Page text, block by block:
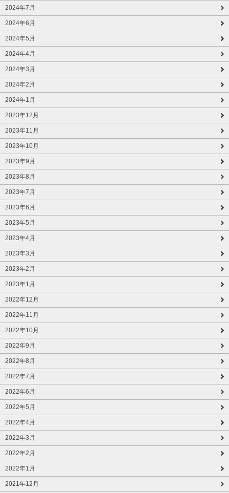
2024年7月
2024年6月
2024年5月
2024年4月
2024年3月
2024年2月
2024年1月
2023年12月
2023年11月
2023年10月
2023年9月
2023年8月
2023年7月
2023年6月
2023年5月
2023年4月
2023年3月
2023年2月
2023年1月
2022年12月
2022年11月
2022年10月
2022年9月
2022年8月
2022年7月
2022年6月
2022年5月
2022年4月
2022年3月
2022年2月
2022年1月
2021年12月